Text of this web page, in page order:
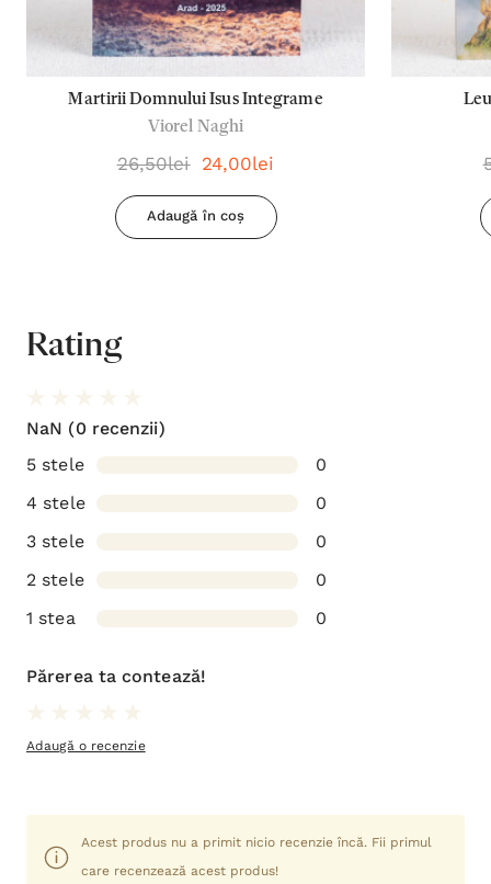
Martirii Domnului Isus Integrame
Viorel Naghi
26,50lei 24,00lei
Adaugă în coș
Rating
NaN (0 recenzii)
5 stele
0
4 stele
0
3 stele
0
2 stele
0
1 stea
0
Părerea ta contează!
Adaugă o recenzie
Acest produs nu a primit nicio recenzie încă. Fii primul
care recenzează acest produs!